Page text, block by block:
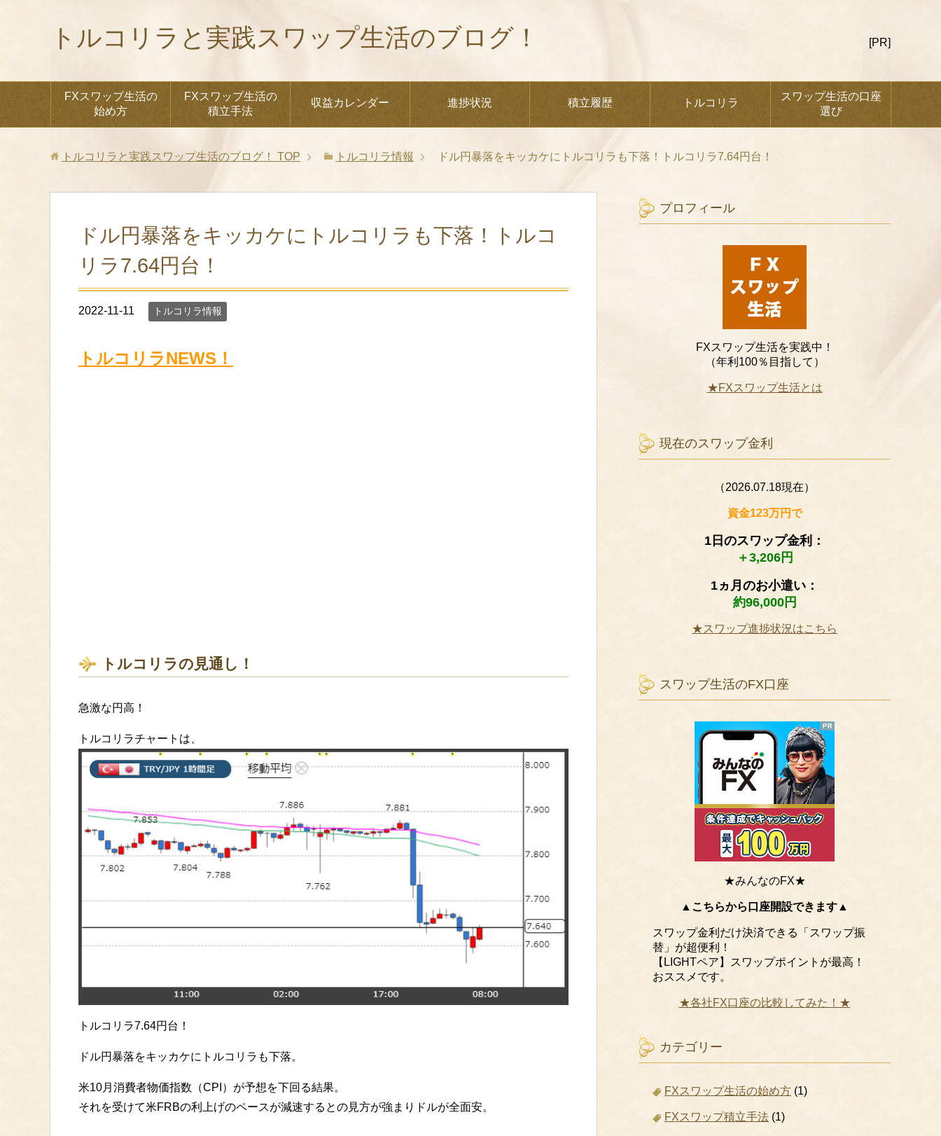
トルコリラと実践スワップ生活のブログ！ [PR]
FXスワップ生活の
始め方
FXスワップ生活の
積立手法
収益カレンダー 進捗状況 積立履歴 トルコリラ
スワップ生活の口座
選び
トルコリラと実践スワップ生活のブログ！ TOP トルコリラ情報 ドル円暴落をキッカケにトルコリラも下落！トルコリラ7.64円台！
ドル円暴落をキッカケにトルコリラも下落！トルコ
リラ7.64円台！
2022-11-11 トルコリラ情報
トルコリラNEWS！
トルコリラの見通し！
急激な円高！
トルコリラチャートは、
トルコリラ7.64円台！
ドル円暴落をキッカケにトルコリラも下落。
米10月消費者物価指数（CPI）が予想を下回る結果。
それを受けて米FRBの利上げのペースが減速するとの見方が強まりドルが全面安。
プロフィール
FXスワップ生活を実践中！
（年利100％目指して）
★FXスワップ生活とは
現在のスワップ金利
（2026.07.18現在）
資金123万円で
1日のスワップ金利：
＋3,206円
1ヵ月のお小遣い：
約96,000円
★スワップ進捗状況はこちら
スワップ生活のFX口座
★みんなのFX★
▲こちらから口座開設できます▲
スワップ金利だけ決済できる「スワップ振
替」が超便利！
【LIGHTペア】スワップポイントが最高！
おススメです。
★各社FX口座の比較してみた！★
カテゴリー
FXスワップ生活の始め方 (1)
FXスワップ積立手法 (1)